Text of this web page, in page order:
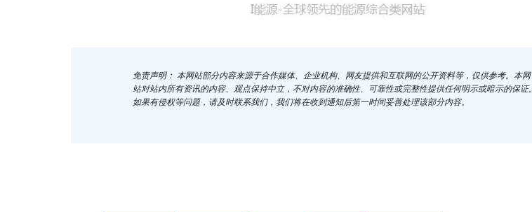
免责声明： 本网站部分内容来源于合作媒体、企业机构、网友提供和互联网的公开资料等，仅供参考。本网
站对站内所有资讯的内容、观点保持中立，不对内容的准确性、可靠性或完整性提供任何明示或暗示的保证。
如果有侵权等问题，请及时联系我们，我们将在收到通知后第一时间妥善处理该部分内容。